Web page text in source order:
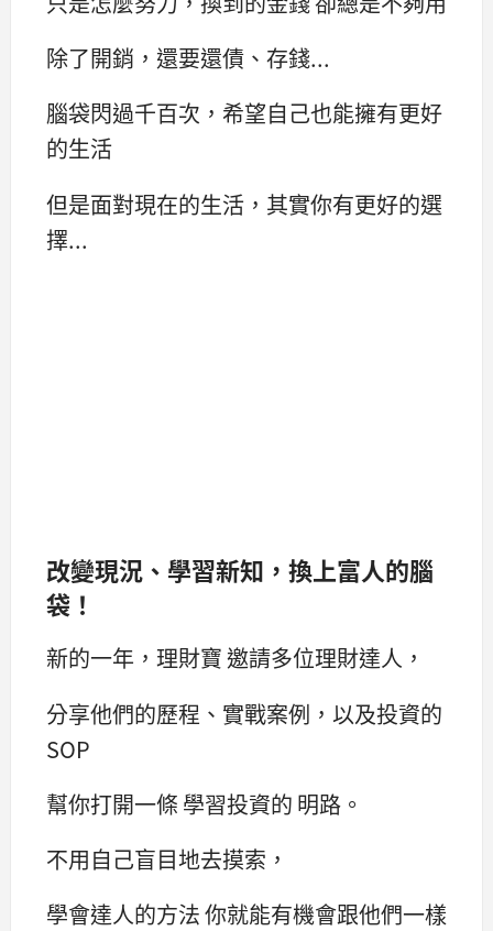
除了開銷，還要還債、存錢...
腦袋閃過千百次，希望自己也能擁有更好
的生活
但是面對現在的生活，其實你有更好的選
擇...
改變現況、學習新知，換上富人的腦
袋！
新的一年，理財寶 邀請多位理財達人，
分享他們的歷程、實戰案例，以及投資的
SOP
幫你打開一條 學習投資的 明路。
不用自己盲目地去摸索，
學會達人的方法 你就能有機會跟他們一樣